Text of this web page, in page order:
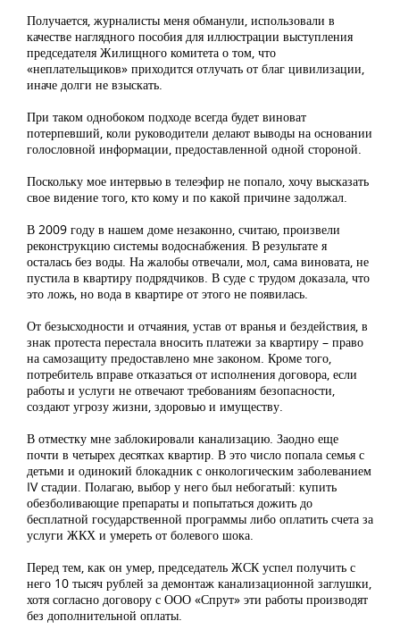
Получается, журналисты меня обманули, использовали в
качестве наглядного пособия для иллюстрации выступления
председателя Жилищного комитета о том, что
«неплательщиков» приходится отлучать от благ цивилизации,
иначе долги не взыскать.
При таком однобоком подходе всегда будет виноват
потерпевший, коли руководители делают выводы на основании
голословной информации, предоставленной одной стороной.
Поскольку мое интервью в телеэфир не попало, хочу высказать
свое видение того, кто кому и по какой причине задолжал.
В 2009 году в нашем доме незаконно, считаю, произвели
реконструкцию системы водоснабжения. В результате я
осталась без воды. На жалобы отвечали, мол, сама виновата, не
пустила в квартиру подрядчиков. В суде с трудом доказала, что
это ложь, но вода в квартире от этого не появилась.
От безысходности и отчаяния, устав от вранья и бездействия, в
знак протеста перестала вносить платежи за квартиру – право
на самозащиту предоставлено мне законом. Кроме того,
потребитель вправе отказаться от исполнения договора, если
работы и услуги не отвечают требованиям безопасности,
создают угрозу жизни, здоровью и имуществу.
В отместку мне заблокировали канализацию. Заодно еще
почти в четырех десятках квартир. В это число попала семья с
детьми и одинокий блокадник с онкологическим заболеванием
IV стадии. Полагаю, выбор у него был небогатый: купить
обезболивающие препараты и попытаться дожить до
бесплатной государственной программы либо оплатить счета за
услуги ЖКХ и умереть от болевого шока.
Перед тем, как он умер, председатель ЖСК успел получить с
него 10 тысяч рублей за демонтаж канализационной заглушки,
хотя согласно договору с ООО «Спрут» эти работы производят
без дополнительной оплаты.